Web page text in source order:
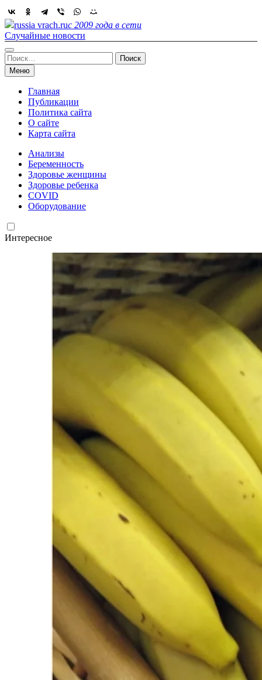
Skip
to
content
russia vrach.ruс 2009 года в сети
Случайные новости
Найти:
Меню
Главная
Публикации
Политика сайта
О сайте
Карта сайта
Анализы
Беременность
Здоровье женщины
Здоровье ребенка
COVID
Оборудование
Интересное